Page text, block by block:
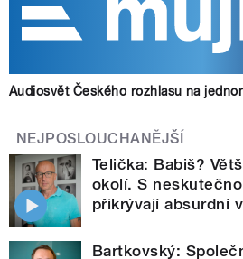
Audiosvět Českého rozhlasu na
NEJPOSLOUCHANĚJŠÍ
Telička: Babiš?
okolí. S
přikrývají absurdní
Bartkovský: